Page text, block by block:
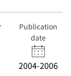
Publication
date
2004-2006